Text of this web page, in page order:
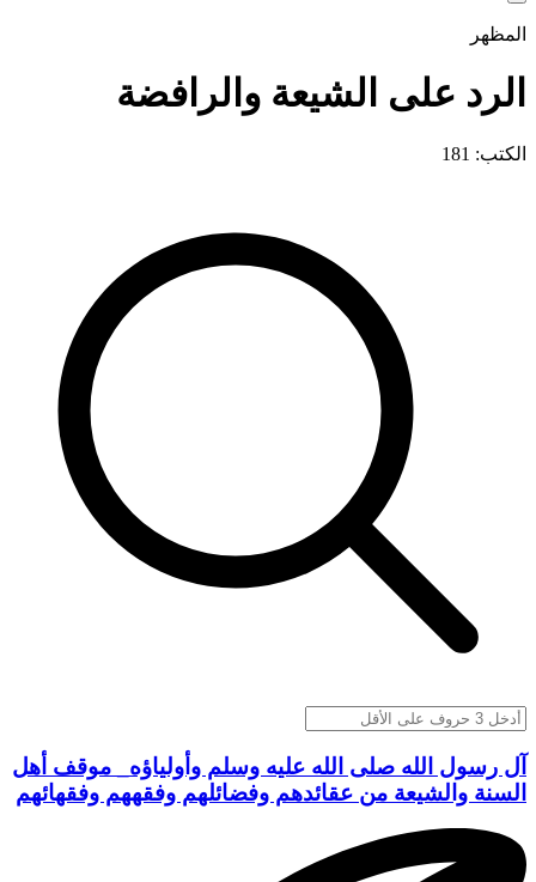
المظهر
الرد على الشيعة والرافضة
الكتب: 181
آل رسول الله صلى الله عليه وسلم وأولياؤه_ موقف أهل
السنة والشيعة من عقائدهم وفضائلهم وفقههم وفقهائهم